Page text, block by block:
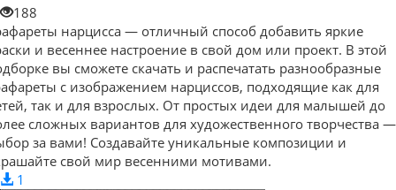
188
нарцисса — отличный способ добавить яркие
и весеннее настроение в свой дом или проект. В этой
вы сможете скачать и распечатать разнообразные
с изображением нарциссов, подходящие как для
так и для взрослых. От простых идеи для малышей до
сложных вариантов для художественного творчества —
за вами! Создавайте уникальные композиции и
свой мир весенними мотивами.
1